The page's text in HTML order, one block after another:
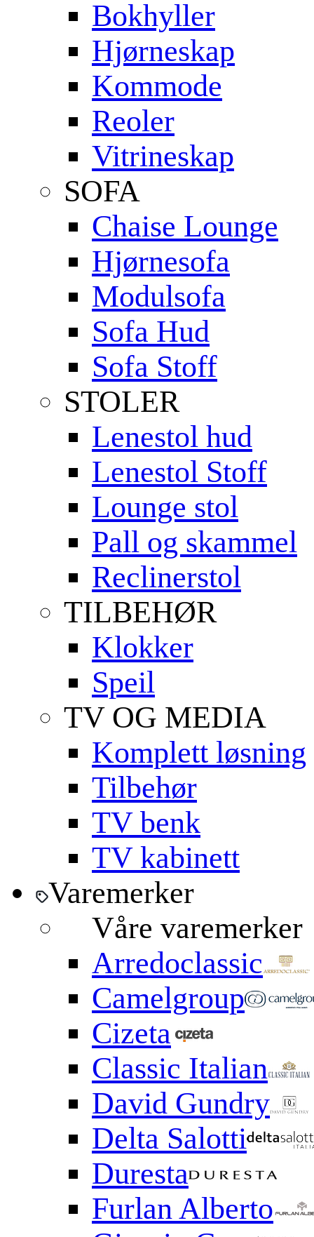
Bokhyller
Hjørneskap
Kommode
Reoler
Vitrineskap
SOFA
Chaise Lounge
Hjørnesofa
Modulsofa
Sofa Hud
Sofa Stoff
STOLER
Lenestol hud
Lenestol Stoff
Lounge stol
Pall og skammel
Reclinerstol
TILBEHØR
Klokker
Speil
TV OG MEDIA
Komplett løsning
Tilbehør
TV benk
TV kabinett
Varemerker
Våre varemerker
Arredoclassic
Camelgroup
Cizeta
Classic Italian
David Gundry
Delta Salotti
Duresta
Furlan Alberto